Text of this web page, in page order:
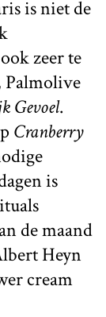
is niet de
zeer te
Palmolive
Gevoel.
Cranberry
is
de maand
Heyn
cream